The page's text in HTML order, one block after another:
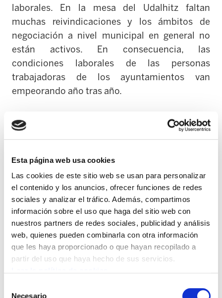
Esta página web usa cookies
Las cookies de este sitio web se usan para personalizar
el contenido y los anuncios, ofrecer funciones de redes
sociales y analizar el tráfico. Además, compartimos
información sobre el uso que haga del sitio web con
nuestros partners de redes sociales, publicidad y análisis
web, quienes pueden combinarla con otra información
que les haya proporcionado o que hayan recopilado a
partir del uso que haya hecho de sus servicios.
Necesario
laborales. En la mesa del Udalhitz faltan
muchas reivindicaciones y los ámbitos de
negociación a nivel municipal en general no
están activos. En consecuencia, las
condiciones laborales de las personas
trabajadoras de los ayuntamientos van
empeorando año tras año.
Mientras tanto, el año pasado se puso en
marcha la mesa de negociación de Udalhitz y
condiciones laborales no renovadas hace 16
años. Sin embargo, los partidos políticos PNV,
EH Bildu, PSE-EE y partidos independientes
siguen hoy sin propuestas integrales y han
aprobado medidas relacionadas con el empleo
y el salario procedentes de Madrid. La última
mesa negociadora tuvo lugar el pasado 7 de
mayo y no se recogieron suficientes avances en